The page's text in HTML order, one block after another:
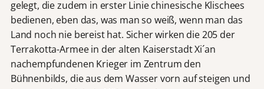
gelegt, die zudem in erster Linie chinesische Klischees
bedienen, eben das, was man so weiß, wenn man das
Land noch nie bereist hat. Sicher wirken die 205 der
Terrakotta-Armee in der alten Kaiserstadt Xi´an
nachempfundenen Krieger im Zentrum den
Bühnenbilds, die aus dem Wasser vorn auf steigen und